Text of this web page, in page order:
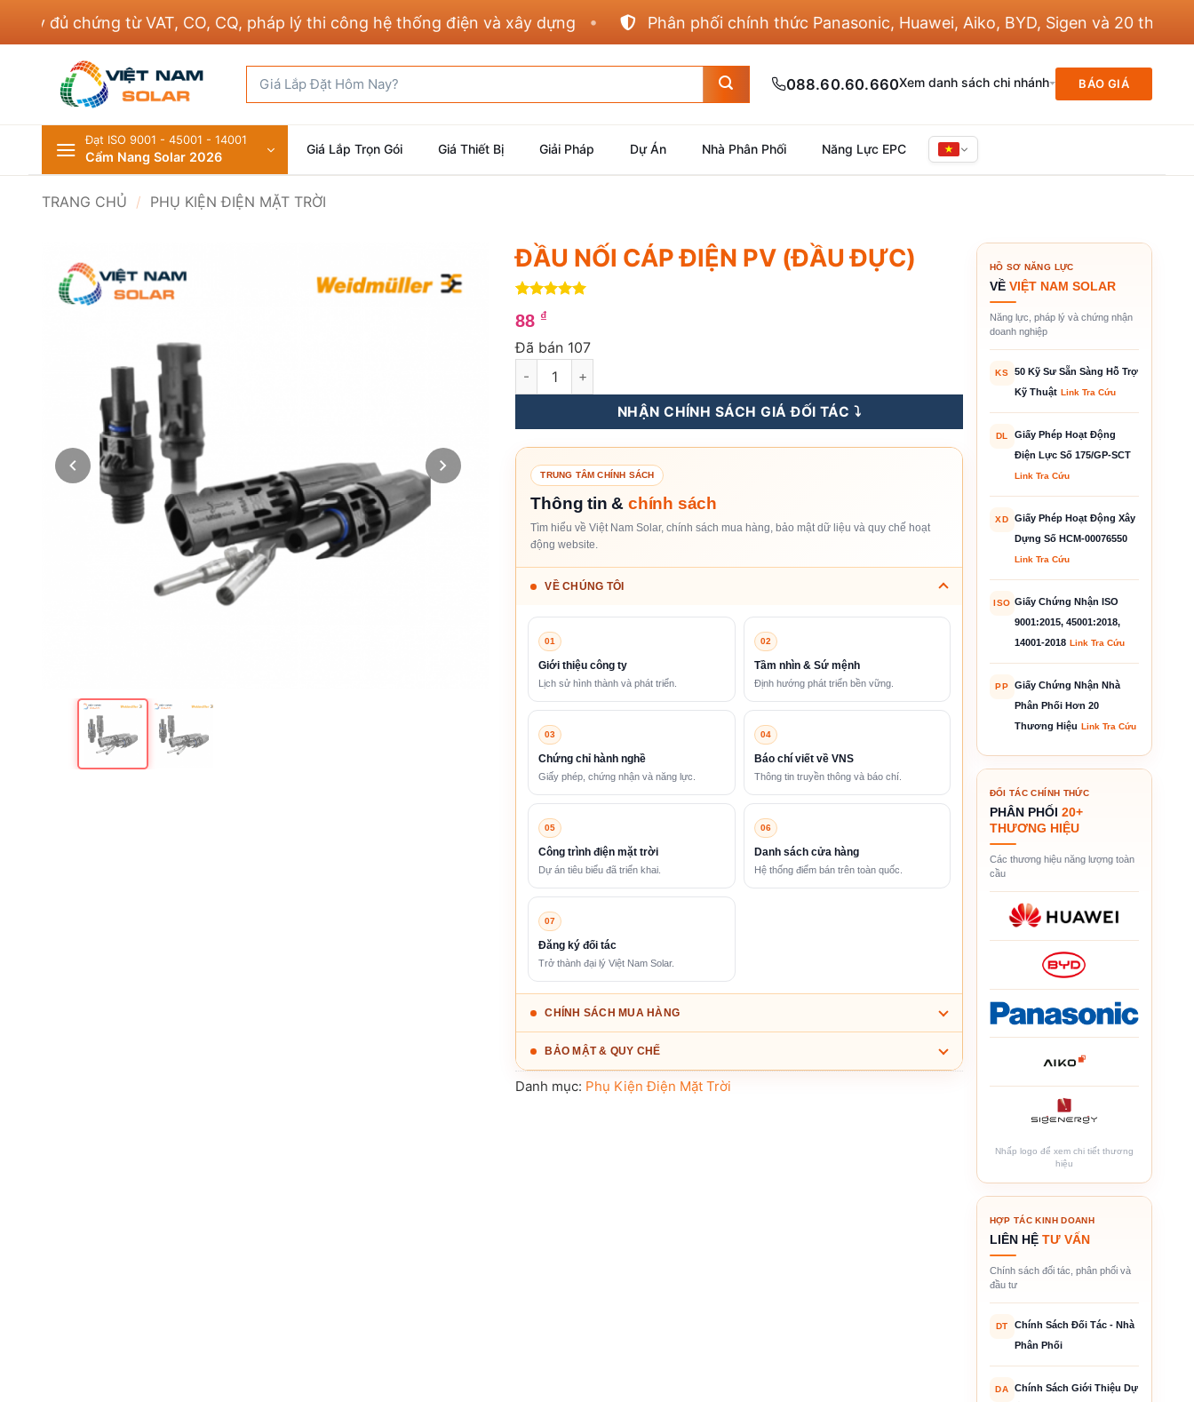
đủ chứng từ VAT, CO, CQ, pháp lý thi công hệ thống điện và xây dựng Phân phối chính thức Panasonic, Huawei, Aiko, BYD, Sigen và 20 thương hiệu
kiếm:
088.60.60.660Xem danh sách chi nhánh BÁO GIÁ
Đạt ISO 9001 - 45001 - 14001
Cẩm Nang Solar 2026 Giá Lắp Trọn Gói Giá Thiết Bị Giải Pháp Dự Án Nhà Phân Phối Năng Lực EPC
TRANG CHỦ / PHỤ KIỆN ĐIỆN MẶT TRỜI
ĐẦU NỐI CÁP ĐIỆN PV (ĐẦU ĐỰC)
trên 5
dựa trên
88 ₫
Đã bán 107
ĐẦU NỐI CÁP ĐIỆN PV (ĐẦU ĐỰC) số lượng
NHẬN CHÍNH SÁCH GIÁ ĐỐI TÁC ⤵️
TRUNG TÂM CHÍNH SÁCH
Thông tin & chính sách
Tìm hiểu về Việt Nam Solar, chính sách mua hàng, bảo mật dữ liệu và quy chế hoạt
động website.
VỀ CHÚNG TÔI
01
Giới thiệu công ty
Lịch sử hình thành và phát triển.
02
Tầm nhìn & Sứ mệnh
Định hướng phát triển bền vững.
03
Chứng chỉ hành nghề
Giấy phép, chứng nhận và năng lực.
04
Báo chí viết về VNS
Thông tin truyền thông và báo chí.
05
Công trình điện mặt trời
Dự án tiêu biểu đã triển khai.
06
Danh sách cửa hàng
Hệ thống điểm bán trên toàn quốc.
07
Đăng ký đối tác
Trở thành đại lý Việt Nam Solar.
CHÍNH SÁCH MUA HÀNG
BẢO MẬT & QUY CHẾ
Danh mục: Phụ Kiện Điện Mặt Trời
HỒ SƠ NĂNG LỰC
VỀ VIỆT NAM SOLAR
Năng lực, pháp lý và chứng nhận
doanh nghiệp
KS
50 Kỹ Sư Sẵn Sàng Hỗ Trợ
Kỹ Thuật Link Tra Cứu
DL
Giấy Phép Hoạt Động
Điện Lực Số 175/GP-SCT
Link Tra Cứu
XD
Giấy Phép Hoạt Động Xây
Dựng Số HCM-00076550
Link Tra Cứu
ISO Giấy Chứng Nhận ISO
9001:2015, 45001:2018,
14001-2018 Link Tra Cứu
PP
Giấy Chứng Nhận Nhà
Phân Phối Hơn 20
Thương Hiệu Link Tra Cứu
ĐỐI TÁC CHÍNH THỨC
PHÂN PHỐI 20+
THƯƠNG HIỆU
Các thương hiệu năng lượng toàn
cầu
Nhấp logo để xem chi tiết thương
hiệu
HỢP TÁC KINH DOANH
LIÊN HỆ TƯ VẤN
Chính sách đối tác, phân phối và
đầu tư
DT
Chính Sách Đối Tác - Nhà
Phân Phối
DA
Chính Sách Giới Thiệu Dự